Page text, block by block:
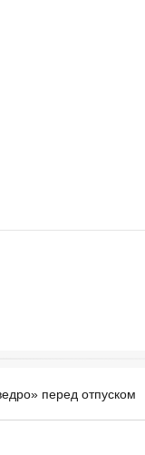
перед отпуском